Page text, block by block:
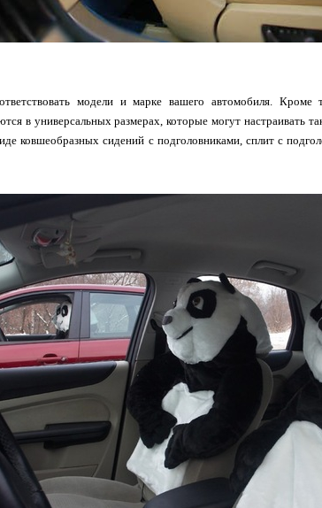
модели и марке вашего автомобиля. Кроме
в универсальных размерах, которые могут настраивать
ковшеобразных сидений с подголовниками, сплит с